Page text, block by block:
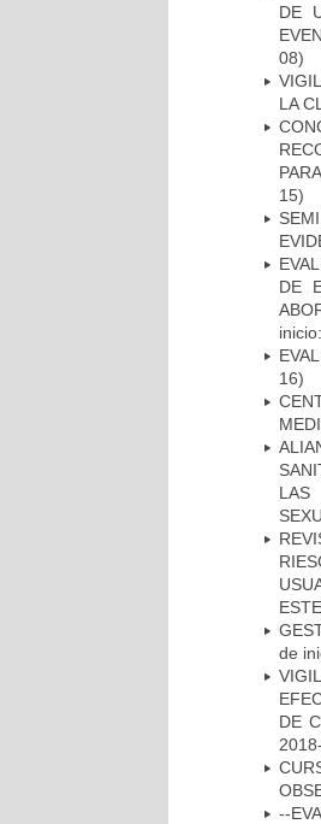
DE
08)
LA
15)
DE
16)
LAS
de
DE
--